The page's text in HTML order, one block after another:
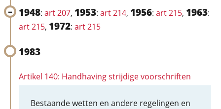
1948: art 207, 1953: art 214, 1956: art 215, 1963:
art 215, 1972: art 215
1983
Artikel 140: Handhaving strijdige voorschriften
Bestaande wetten en andere regelingen en